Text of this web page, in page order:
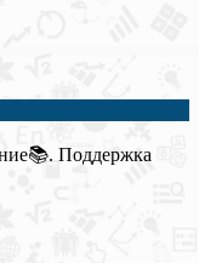
Поддержка